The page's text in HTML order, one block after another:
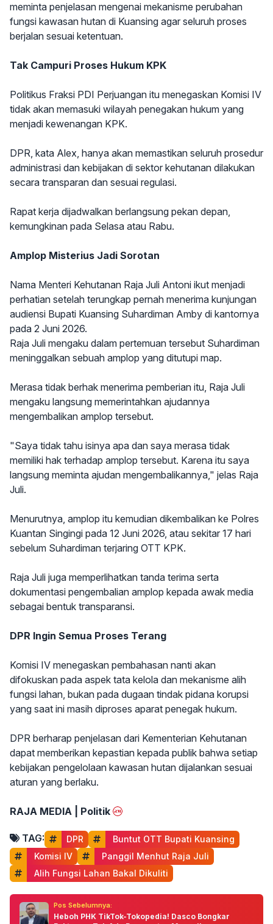
meminta penjelasan mengenai mekanisme perubahan
fungsi kawasan hutan di Kuansing agar seluruh proses
berjalan sesuai ketentuan.
Tak Campuri Proses Hukum KPK
Politikus Fraksi PDI Perjuangan itu menegaskan Komisi IV
tidak akan memasuki wilayah penegakan hukum yang
menjadi kewenangan KPK.
DPR, kata Alex, hanya akan memastikan seluruh prosedur
administrasi dan kebijakan di sektor kehutanan dilakukan
secara transparan dan sesuai regulasi.
Rapat kerja dijadwalkan berlangsung pekan depan,
kemungkinan pada Selasa atau Rabu.
Amplop Misterius Jadi Sorotan
Nama Menteri Kehutanan Raja Juli Antoni ikut menjadi
perhatian setelah terungkap pernah menerima kunjungan
audiensi Bupati Kuansing Suhardiman Amby di kantornya
pada 2 Juni 2026.
Raja Juli mengaku dalam pertemuan tersebut Suhardiman
meninggalkan sebuah amplop yang ditutupi map.
Merasa tidak berhak menerima pemberian itu, Raja Juli
mengaku langsung memerintahkan ajudannya
mengembalikan amplop tersebut.
"Saya tidak tahu isinya apa dan saya merasa tidak
memiliki hak terhadap amplop tersebut. Karena itu saya
langsung meminta ajudan mengembalikannya," jelas Raja
Juli.
Menurutnya, amplop itu kemudian dikembalikan ke Polres
Kuantan Singingi pada 12 Juni 2026, atau sekitar 17 hari
sebelum Suhardiman terjaring OTT KPK.
Raja Juli juga memperlihatkan tanda terima serta
dokumentasi pengembalian amplop kepada awak media
sebagai bentuk transparansi.
DPR Ingin Semua Proses Terang
Komisi IV menegaskan pembahasan nanti akan
difokuskan pada aspek tata kelola dan mekanisme alih
fungsi lahan, bukan pada dugaan tindak pidana korupsi
yang saat ini masih diproses aparat penegak hukum.
DPR berharap penjelasan dari Kementerian Kehutanan
dapat memberikan kepastian kepada publik bahwa setiap
kebijakan pengelolaan kawasan hutan dijalankan sesuai
aturan yang berlaku.
RAJA MEDIA | Politik
TAG: DPR
Buntut OTT Bupati Kuansing
Komisi IV
Panggil Menhut Raja Juli
Alih Fungsi Lahan Bakal Dikuliti
Pos Sebelumnya:
Heboh PHK TikTok-Tokopedia! Dasco Bongkar